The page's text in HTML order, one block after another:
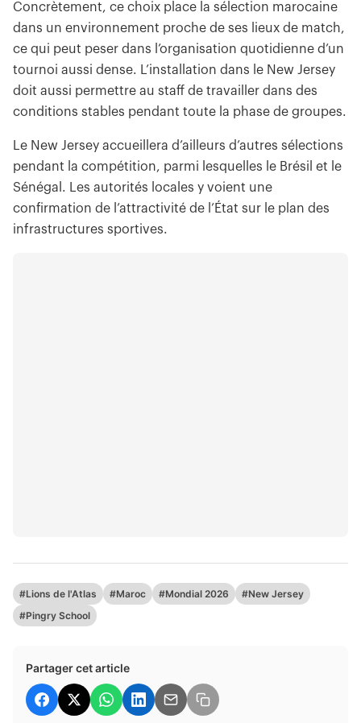
Concrètement, ce choix place la sélection marocaine
dans un environnement proche de ses lieux de match,
ce qui peut peser dans l’organisation quotidienne d’un
tournoi aussi dense. L’installation dans le New Jersey
doit aussi permettre au staff de travailler dans des
conditions stables pendant toute la phase de groupes.
Le New Jersey accueillera d’ailleurs d’autres sélections
pendant la compétition, parmi lesquelles le Brésil et le
Sénégal. Les autorités locales y voient une
confirmation de l’attractivité de l’État sur le plan des
infrastructures sportives.
#Lions de l'Atlas #Maroc #Mondial 2026
#New Jersey
#Pingry School
Partager cet article